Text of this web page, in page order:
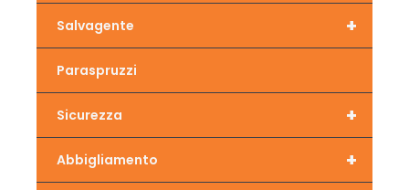
+
Salvagente
Paraspruzzi
+
Sicurezza
+
Abbigliamento